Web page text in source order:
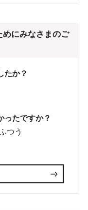
めにみなさまのご
たか？
ったですか？
つう